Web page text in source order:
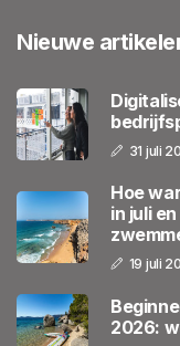
Nieuwe
31 juli
Hoe
in juli
19 juli
2026: